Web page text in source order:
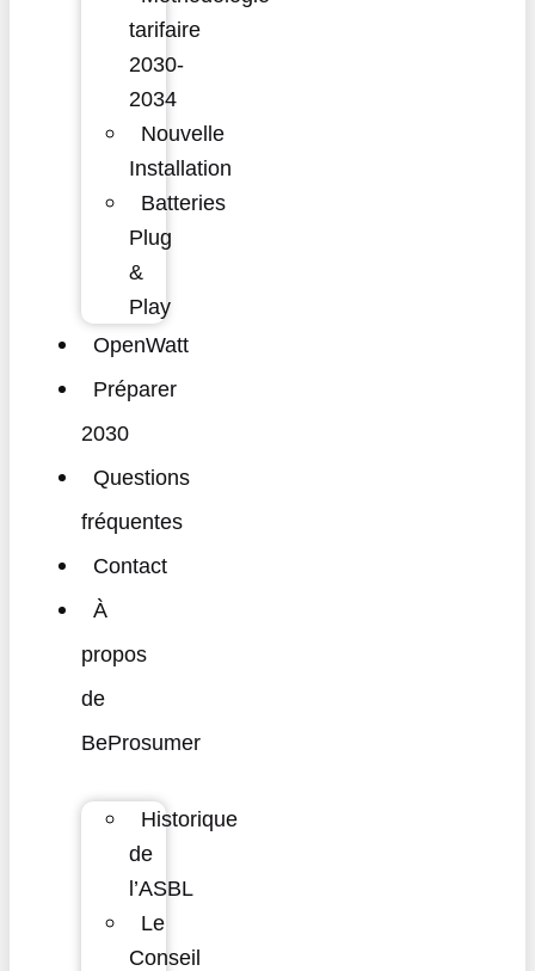
tarifaire
2030-
2034
Nouvelle
Installation
Batteries
Plug
&
Play
OpenWatt
Préparer
2030
Questions
fréquentes
Contact
À
propos
de
BeProsumer
Historique
de
l’ASBL
Le
Conseil